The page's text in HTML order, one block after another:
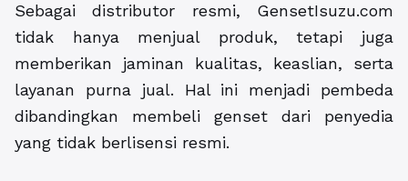
Sebagai distributor resmi, GensetIsuzu.com
tidak hanya menjual produk, tetapi juga
memberikan jaminan kualitas, keaslian, serta
layanan purna jual. Hal ini menjadi pembeda
dibandingkan membeli genset dari penyedia
yang tidak berlisensi resmi.